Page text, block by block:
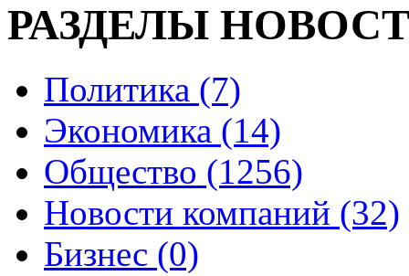
РАЗДЕЛЫ
Политика (7)
Экономика (14)
Общество (1256)
Новости компаний (32)
Бизнес (0)